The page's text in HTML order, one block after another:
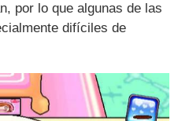
por lo que algunas de las
difíciles de